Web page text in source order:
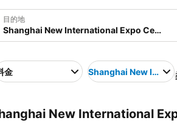
目的地
金 Shanghai New
New International